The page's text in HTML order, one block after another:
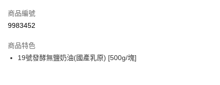
LINE Pay
街口支付
商品編號
9983452
商品特色
19號發酵無鹽奶油(國產乳原) [500g/塊]